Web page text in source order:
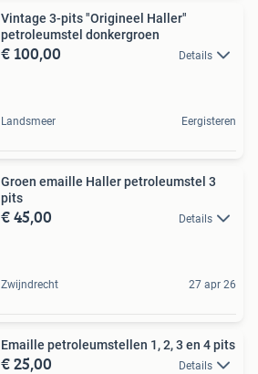
Vintage 3-pits "Origineel Haller"
petroleumstel donkergroen
€ 100,00 Details
Landsmeer Eergisteren
Groen emaille Haller petroleumstel 3
pits
€ 45,00 Details
Zwijndrecht 27 apr 26
Emaille petroleumstellen 1, 2, 3 en 4 pits
€ 25,00 Details